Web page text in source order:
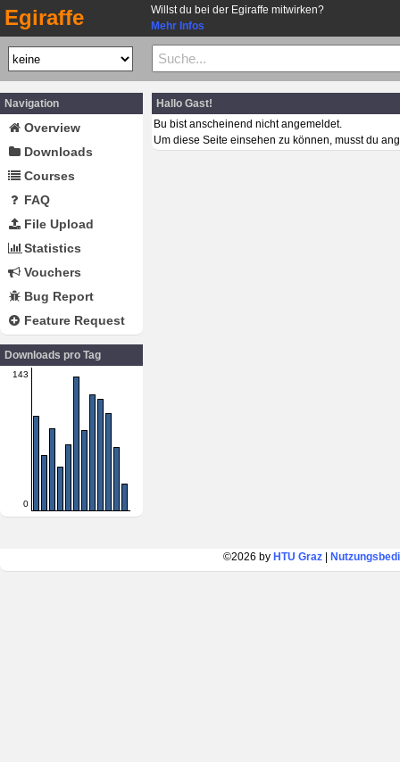
Egiraffe
Willst du bei der Egiraffe mitwirken?
Mehr Infos
Navigation
Overview
Downloads
Courses
FAQ
File Upload
Statistics
Vouchers
Bug Report
Feature Request
Downloads pro Tag
143
0
Hallo Gast!
Bu bist anscheinend nicht angemeldet.
Um diese Seite einsehen zu können, musst du
©2026 by HTU Graz|